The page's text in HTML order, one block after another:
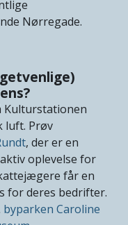
Nørregade.
Kulturstationen
luft. Prøv
, der er en
oplevelse for
får en
for deres bedrifter.
byparken Caroline